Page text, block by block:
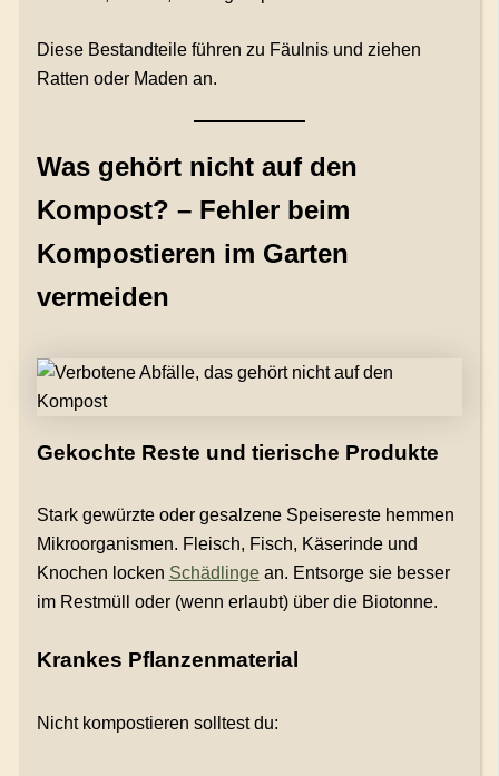
Diese Bestandteile führen zu Fäulnis und ziehen
Ratten oder Maden an.
Was gehört nicht auf den
Kompost? – Fehler beim
Kompostieren im Garten
vermeiden
Gekochte Reste und tierische Produkte
Stark gewürzte oder gesalzene Speisereste hemmen
Mikroorganismen. Fleisch, Fisch, Käserinde und
Knochen locken Schädlingean. Entsorge sie besser
im Restmüll oder (wenn erlaubt) über die Biotonne.
Krankes Pflanzenmaterial
Nicht kompostieren solltest du: